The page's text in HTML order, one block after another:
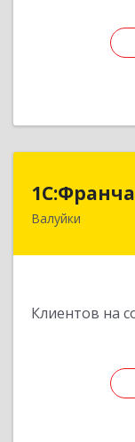
Валуйки
Клиентов на
309996,